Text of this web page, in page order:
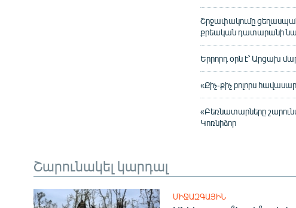
Շրջափակումը
քրեական դատարանի
Երրորդ օրն է՝ Արցախ
«Քիչ-քիչ բոլորս
«Բեռնատարները
Կոռնիձոր
Շարունակել կարդալ
ՄԻՋԱԶԳԱՅԻՆ